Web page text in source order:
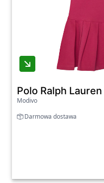
Polo Ralph
Modivo
Darmowa dostawa